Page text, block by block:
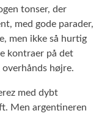
tonser, der
med gode parader,
men ikke så hurtig
kontraer på det
højre.
med dybt
Men argentineren